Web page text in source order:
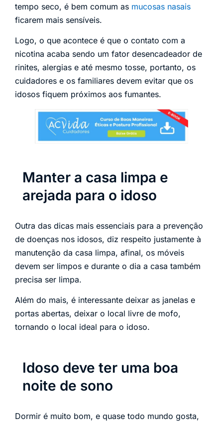
tempo seco, é bem comum as mucosas nasais
ficarem mais sensíveis.
Logo, o que acontece é que o contato com a
nicotina acaba sendo um fator desencadeador de
rinites, alergias e até mesmo tosse, portanto, os
cuidadores e os familiares devem evitar que os
idosos fiquem próximos aos fumantes.
Manter a casa limpa e
arejada para o idoso
Outra das dicas mais essenciais para a prevenção
de doenças nos idosos, diz respeito justamente à
manutenção da casa limpa, afinal, os móveis
devem ser limpos e durante o dia a casa também
precisa ser limpa.
Além do mais, é interessante deixar as janelas e
portas abertas, deixar o local livre de mofo,
tornando o local ideal para o idoso.
Idoso deve ter uma boa
noite de sono
Dormir é muito bom, e quase todo mundo gosta,